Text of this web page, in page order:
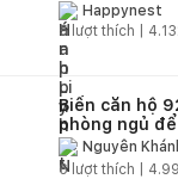
Happynest
5 lượt thích |
Biến căn hộ
phòng ngủ
riêng cho 2 cô
Nguyễn
6lượt thích |